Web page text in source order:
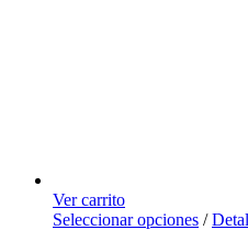
Ver carrito
Seleccionar opciones /